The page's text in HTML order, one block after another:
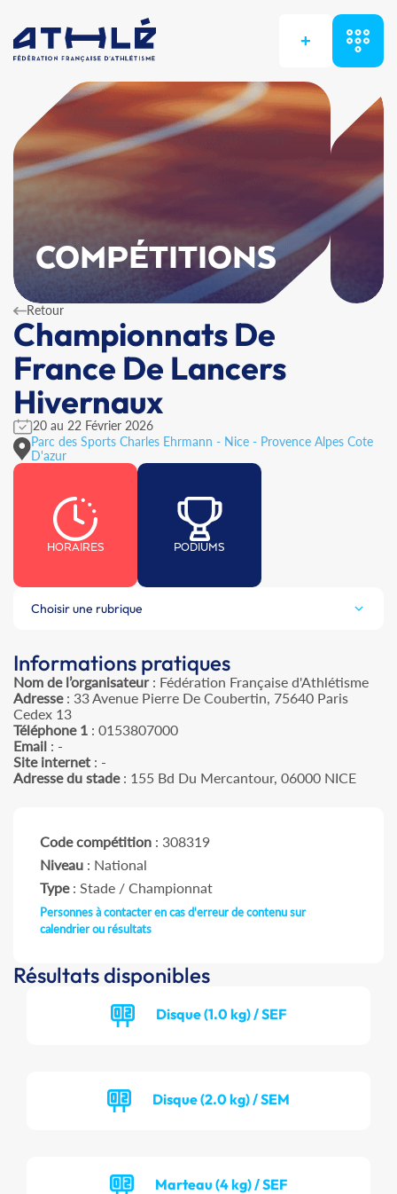
+
COMPÉTITIONS
Retour
Championnats De
France De Lancers
Hivernaux
20 au 22 Février 2026
Parc des Sports Charles Ehrmann - Nice - Provence Alpes Cote
D'azur
HORAIRES PODIUMS
Choisir une rubrique
Informations pratiques
Nom de l’organisateur: Fédération Française d'Athlétisme
Adresse: 33 Avenue Pierre De Coubertin, 75640 Paris
Cedex 13
Téléphone 1 : 0153807000
Email : -
Site internet : -
Adresse du stade: 155 Bd Du Mercantour, 06000 NICE
Code compétition : 308319
Niveau : National
Type: Stade / Championnat
Personnes à contacter en cas d'erreur de contenu sur
calendrier ou résultats
Résultats disponibles
Disque (1.0 kg) / SEF
Disque (2.0 kg) / SEM
Marteau (4 kg) / SEF